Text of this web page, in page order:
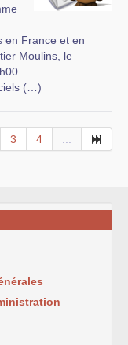
en France et en
Moulins, le
(…)
3 4